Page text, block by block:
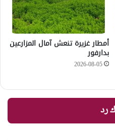
أمطار غزيرة تنعش آمال المزارعين
بدارفور
2026-08-05
رد